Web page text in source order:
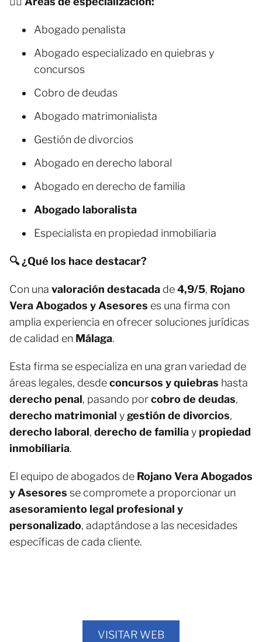
Abogado penalista
Abogado especializado en quiebras y
concursos
Cobro de deudas
Abogado matrimonialista
Gestión de divorcios
Abogado en derecho laboral
Abogado en derecho de familia
Abogado laboralista
Especialista en propiedad inmobiliaria
🔍 ¿Qué los hace destacar?
Con una valoración destacada de4,9/5, Rojano
Vera Abogados y Asesores es una firma con
amplia experiencia en ofrecer soluciones jurídicas
de calidad en Málaga.
Esta firma se especializa en una gran variedad de
áreas legales, desdeconcursos y quiebras hasta
derecho penal, pasando porcobro de deudas,
derecho matrimonial ygestión de divorcios,
derecho laboral, derecho de familiay propiedad
inmobiliaria.
El equipo de abogados de Rojano Vera Abogados
y Asesores se compromete a proporcionar un
asesoramiento legal profesional y
personalizado, adaptándose a las necesidades
específicas de cada cliente.
VISITAR WEB